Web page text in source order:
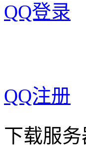
QQ登录
QQ注册
下载服